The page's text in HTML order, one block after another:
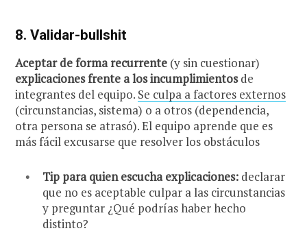
8. Validar-bullshit
Aceptar de forma recurrente (y sin cuestionar)
explicaciones frente a los incumplimientosde
integrantes del equipo. Se culpa a factores externos
(circunstancias, sistema) o a otros (dependencia,
otra persona se atrasó). El equipo aprende que es
más fácil excusarse que resolver los obstáculos
Tip para quien escucha explicaciones: declarar
que no es aceptable culpar a las circunstancias
y preguntar ¿Qué podrías haber hecho
distinto?